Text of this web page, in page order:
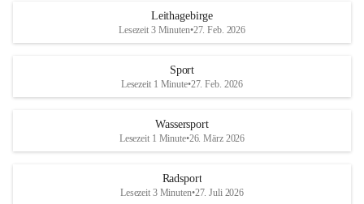
Maßnahmen zur Bekämpfung
Rebe und der Amerikanischen
Anhang VBl. EU Nr. 18
1 Seite•1,4 MB
VBl. EU Nr. 18_2026
Leithagebirge
Lesezeit 3 Minuten•27. Feb. 2026
Sport
Lesezeit 1 Minute•27. Feb. 2026
Wassersport
Lesezeit 1 Minute•26. März 2026
Radsport
Lesezeit 3 Minuten•27. Juli 2026